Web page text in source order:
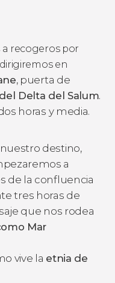
a recogeros por
en
, puerta de
Delta del Salum.
horas y media.
destino,
a
de la confluencia
tres horas de
que nos rodea
Mar
vive la etnia de